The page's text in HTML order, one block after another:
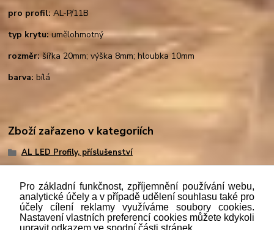
pro profil:AL-P/11B
typ krytu:umělohmotný
rozměr:šířka 20mm; výška 8mm; hloubka 10mm
barva: bílá
Zboží zařazeno v kategoriích
AL LED Profily, příslušenství
Podlezákona č. 112/mmmmm2016 Sb. o evidenci tržeb je
prodávající povinen vystavit kupujícímu účtenku. Zároveň je
Pro základní funkčnost, zpříjemnění používání webu,
analytické účely a v případě udělení souhlasu také pro
účely cílení reklamy využíváme soubory cookies.
Nastavení vlastních preferencí cookies můžete kdykoli
upravit odkazem ve spodní části stránek.